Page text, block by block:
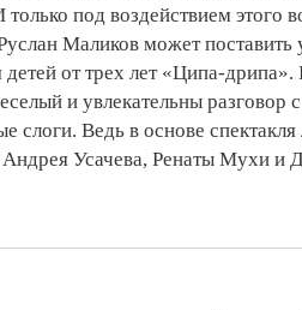
под воздействием этого
Маликов может поставить
от трех лет «Ципа-дрипа».
и увлекательны разговор
слоги. Ведь в основе
Усачева, Ренаты Мухи и